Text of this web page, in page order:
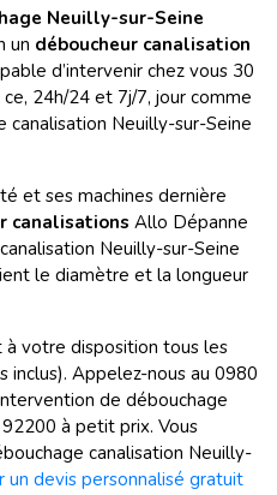
Neuilly-sur-Seine
un déboucheur canalisation
d’intervenir chez vous 30
24h/24 et 7j/7, jour comme
canalisation Neuilly-sur-Seine
et ses machines dernière
canalisations Allo Dépanne
Neuilly-sur-Seine
le diamètre et la longueur
à votre disposition tous les
inclus). Appelez-nous au 0980
de débouchage
à petit prix. Vous
canalisation Neuilly-
un devis personnalisé gratuit